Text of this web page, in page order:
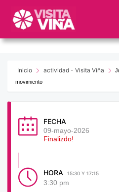
este
web
sistemaInicio actividad - Visita Viña
movimiento
FECHA
09-mayo-2026
Finalizdo!
HORA 15:30 Y 17:15
3:30 pm